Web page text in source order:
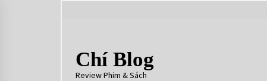
Chí Blog
Review Phim & Sách